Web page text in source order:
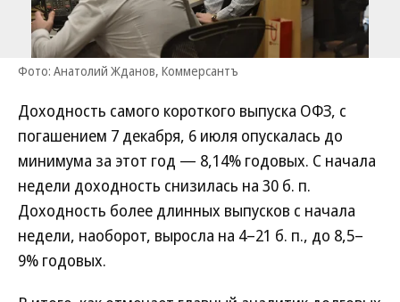
Фото: Анатолий Жданов, Коммерсантъ
Доходность самого короткого выпуска ОФЗ, с
погашением 7 декабря, 6 июля опускалась до
минимума за этот год — 8,14% годовых. С начала
недели доходность снизилась на 30 б. п.
Доходность более длинных выпусков с начала
недели, наоборот, выросла на 4–21 б. п., до 8,5–
9% годовых.